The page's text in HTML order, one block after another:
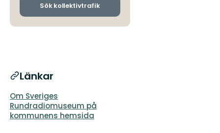
Sök kollektivtrafik
Länkar
Om Sveriges
Rundradiomuseum på
kommunens hemsida